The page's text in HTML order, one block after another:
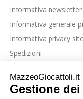
Informativa newsletter
Informativa generale
Informativa privacy sito
Spedizioni
La nostra azienda